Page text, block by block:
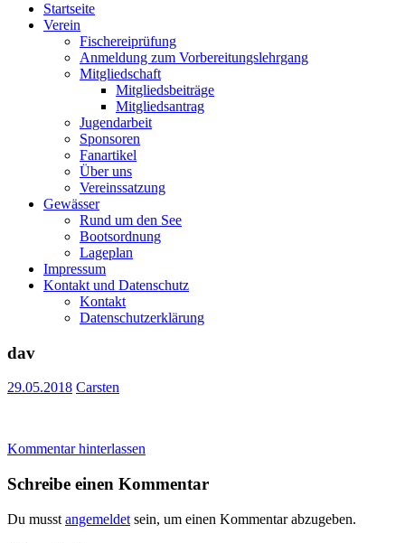
Startseite
Verein
Fischereiprüfung
Anmeldung zum Vorbereitungslehrgang
Mitgliedschaft
Mitgliedsbeiträge
Mitgliedsantrag
Jugendarbeit
Sponsoren
Fanartikel
Über uns
Vereinssatzung
Gewässer
Rund um den See
Bootsordnung
Lageplan
Impressum
Kontakt und Datenschutz
Kontakt
Datenschutzerklärung
dav
29.05.2018 Carsten
Kommentar hinterlassen
Schreibe einen Kommentar
Du musst angemeldet sein, um einen Kommentar abzugeben.